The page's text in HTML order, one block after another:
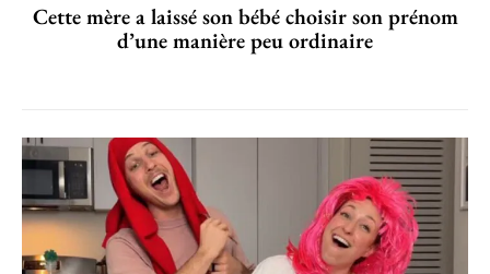
Cette mère a laissé son bébé choisir son prénom
d’une manière peu ordinaire